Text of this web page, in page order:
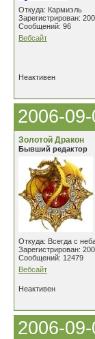
Откуда: Кармиэль
Зарегистрирован:
Сообщений: 96
Вебсайт
Неактивен
2006-
Золотой Дракон
Бывший редактор
Откуда: Всегда с
Зарегистрирован:
Сообщений: 12479
Вебсайт
Неактивен
2006-